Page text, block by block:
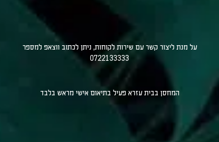
על מנת ליצור קשר עם שירות לקוחות, ניתן לכתוב ווצאפ למספר
0722133333
המחסן בבית עזרא פעיל בתיאום אישי מראש בלבד